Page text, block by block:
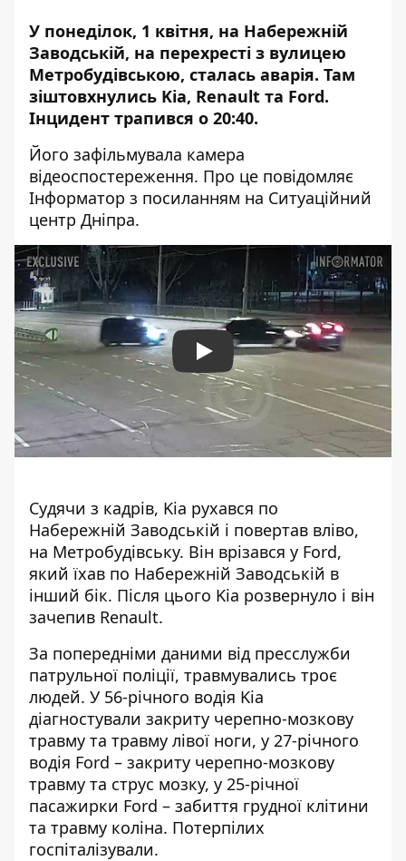
У понеділок, 1 квітня, на Набережній
Заводській, на перехресті з вулицею
Метробудівською, сталась аварія. Там
зіштовхнулись Kia, Renault та Ford.
Інцидент трапився о 20:40.
Його зафільмувала камера
відеоспостереження. Про це повідомляє
Інформатор з посиланням на Ситуаційний
центр Дніпра.
Play
Судячи з кадрів, Kia рухався по
Набережній Заводській і повертав вліво,
на Метробудівську. Він врізався у Ford,
який їхав по Набережній Заводській в
інший бік. Після цього Kia розвернуло і він
зачепив Renault.
За попередніми даними від пресслужби
патрульної поліції, травмувались троє
людей. У 56-річного водія Kia
діагностували закриту черепно-мозкову
травму та травму лівої ноги, у 27-річного
водія Ford – закриту черепно-мозкову
травму та струс мозку, у 25-річної
пасажирки Ford – забиття грудної клітини
та травму коліна. Потерпілих
госпіталізували.